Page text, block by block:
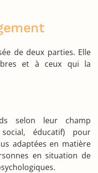
de deux parties. Elle
et à ceux qui la
selon leur champ
social, éducatif) pour
adaptées en matière
en situation de